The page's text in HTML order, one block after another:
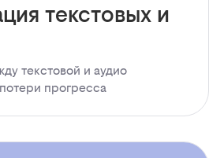
текстовых и
текстовой и аудио
прогресса